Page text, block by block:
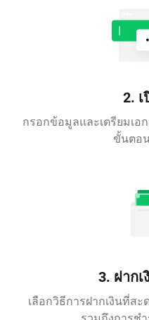
2.
กรอกข้อมูลและเตรียมเอ
ขั้นตอ
3. ฝาก
เลือกวิธีการฝากเงินที่ส